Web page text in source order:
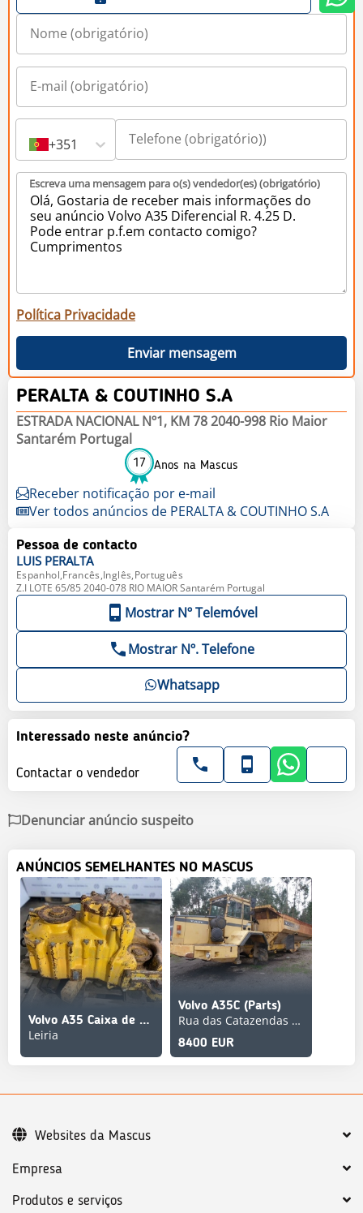
+351
Escreva uma mensagem para o(s) vendedor(es) (obrigatório)
Política Privacidade
Enviar mensagem
PERALTA & COUTINHO S.A
ESTRADA NACIONAL Nº1, KM 78 2040-998 Rio Maior
Santarém Portugal
17 Anos na Mascus
Receber notificação por e-mail
Ver todos anúncios de PERALTA & COUTINHO S.A
Pessoa de contacto
LUIS PERALTA
Espanhol,Francês,Inglês,Português
Z.I LOTE 65/85 2040-078 RIO MAIOR Santarém Portugal
Mostrar Nº Telemóvel
Mostrar Nº. Telefone
Whatsapp
Interessado neste anúncio?
Contactar o vendedor
Denunciar anúncio suspeito
ANÚNCIOS SEMELHANTES NO MASCUS
Volvo A35 Caixa de Transferência / A40 Dumper Articulado
Leiria
Volvo A35C (Parts)
Rua das Catazendas nº 261, 4410-077 Serzedo V.N.Gaia
8400 EUR
Empresa
Produtos e serviços
Websites da Mascus